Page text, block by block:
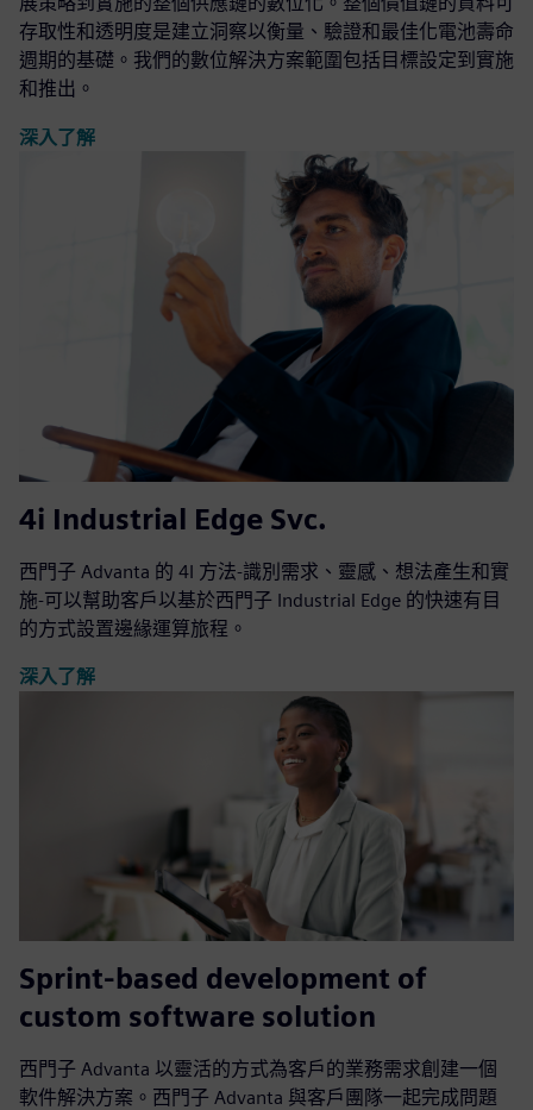
存取性和透明度是建立洞察以衡量、驗證和最佳化電池壽命
週期的基礎。我們的數位解決方案範圍包括目標設定到實施
和推出。
深入了解
4i Industrial Edge Svc.
西門子 Advanta 的 4I 方法-識別需求、靈感、想法產生和實
施-可以幫助客戶以基於西門子 Industrial Edge 的快速有目
的方式設置邊緣運算旅程。
深入了解
Sprint-based development of
custom software solution
西門子 Advanta 以靈活的方式為客戶的業務需求創建一個
軟件解決方案。西門子 Advanta 與客戶團隊一起完成問題